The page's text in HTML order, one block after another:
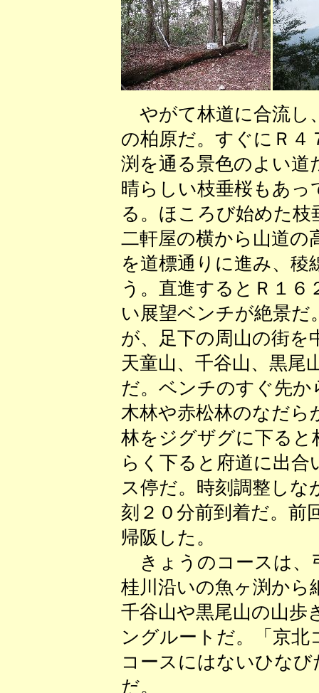
やがて林道に合流し
の柏原だ。すぐにＲ４
渕を通る景色のよい道
晴らしい枝垂桜もあっ
る。ほころび始めた
二軒屋の横から山道の
を道標通りに進み、稜
う。直進するとＲ１６
い展望ベンチが絶景
が、足下の周山の街を
天童山、千谷山、黒尾
だ。ベンチのすぐ先か
木林や赤松林のなだら
林をジグザグに下る
らく下ると府道に出
ス停だ。時刻調整しな
刻２０分前到着だ。前
帰阪した。
きょうのコースは、
桂川沿いの魚ヶ渕から
千谷山や黒尾山の山歩
ングルートだ。「京北
コースにはないひな
だ。